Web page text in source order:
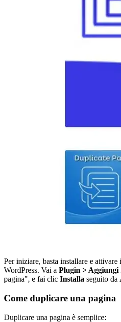
Per iniziare, basta installare e
WordPress. Vai a Plugin > Aggiungi
pagina", e fai clic Installa seguito da
Come duplicare una pagina
Duplicare una pagina è semplice: